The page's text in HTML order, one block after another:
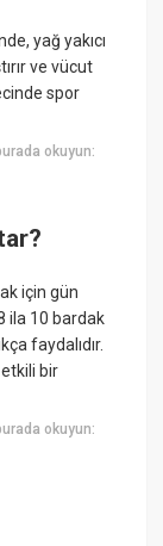
yağ yakıcı
ve vücut
spor
okuyun:
için gün
ila 10 bardak
faydalıdır.
bir
okuyun: